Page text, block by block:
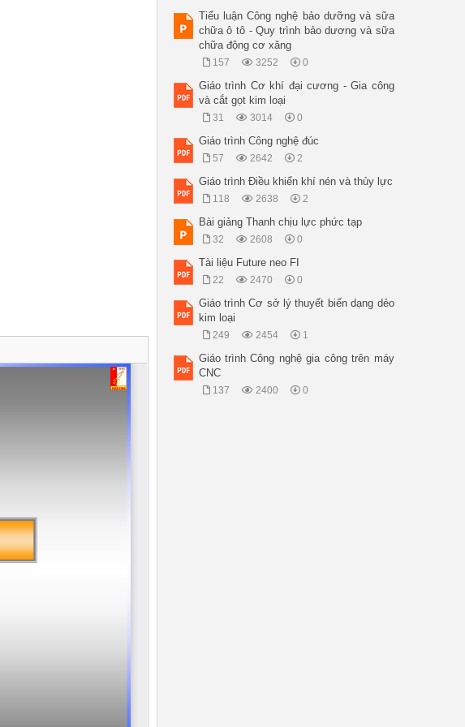
Tiểu luận Công nghệ bảo dưỡng và sữa
chữa ô tô - Quy trình bảo dương và sữa
chữa động cơ xăng
157 3252 0
Giáo trình Cơ khí đại cương - Gia công
và cắt gọt kim loại
31 3014 0
Giáo trình Công nghệ đúc
57 2642 2
Giáo trình Điều khiển khí nén và thủy lực
118 2638 2
Bài giảng Thanh chịu lực phức tạp
32 2608 0
Tài liệu Future neo FI
22 2470 0
Giáo trình Cơ sở lý thuyết biến dạng dẻo
kim loại
249 2454 1
Giáo trình Công nghệ gia công trên máy
CNC
137 2400 0